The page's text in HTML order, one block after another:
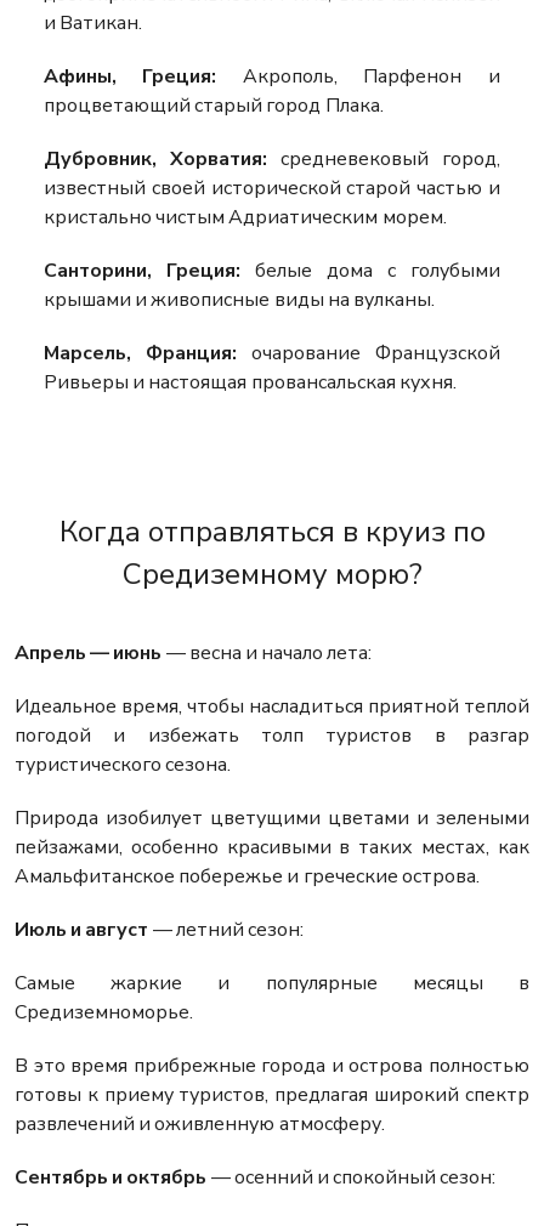
и Ватикан.
Афины, Греция: Акрополь, Парфенон и
процветающий старый город Плака.
Дубровник, Хорватия: средневековый город,
известный своей исторической старой частью и
кристально чистым Адриатическим морем.
Санторини, Греция: белые дома с голубыми
крышами и живописные виды на вулканы.
Марсель, Франция: очарование Французской
Ривьеры и настоящая провансальская кухня.
Когда отправляться в круиз по
Средиземному морю?
Апрель — июнь — весна и начало лета:
Идеальное время, чтобы насладиться приятной теплой
погодой и избежать толп туристов в разгар
туристического сезона.
Природа изобилует цветущими цветами и зелеными
пейзажами, особенно красивыми в таких местах, как
Амальфитанское побережье и греческие острова.
Июль и август — летний сезон:
Самые жаркие и популярные месяцы в
Средиземноморье.
В это время прибрежные города и острова полностью
готовы к приему туристов, предлагая широкий спектр
развлечений и оживленную атмосферу.
Сентябрь и октябрь — осенний и спокойный сезон: